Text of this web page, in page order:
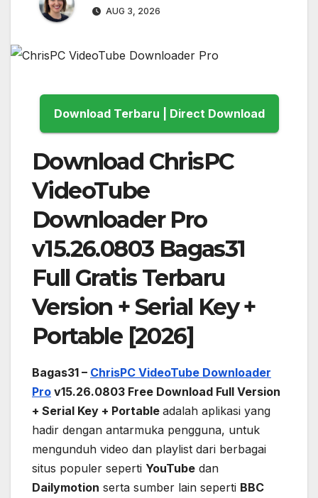
AUG 3, 2026
Download Terbaru | Direct Download
Download ChrisPC
VideoTube
Downloader Pro
v15.26.0803 Bagas31
Full Gratis Terbaru
Version + Serial Key +
Portable [2026]
Bagas31 – ChrisPC VideoTube Downloader
Pro v15.26.0803 Free Download Full Version
+ Serial Key + Portable adalah aplikasi yang
hadir dengan antarmuka pengguna, untuk
mengunduh video dan playlist dari berbagai
situs populer seperti YouTube dan
Dailymotion serta sumber lain seperti BBC